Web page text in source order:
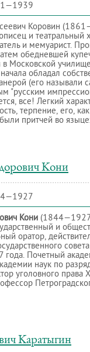
Коровин
и театральный
и мемуарист.
обедневшей
в Московской
обладал
(его называли
"русским
все! Легкий
терпение, его,
притчей во
Кони
Кони
и
оратор,
Почетный
наук по
уголовного права
Каратыгин